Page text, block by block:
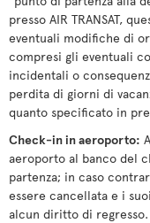
presso AIR TRANSAT,
eventuali modifiche di
compresi gli eventuali
incidentali o
perdita di giorni di
quanto specificato in
Check-in in aeroporto:
aeroporto al banco del
partenza; in caso
essere cancellata e i
alcun diritto di regresso.